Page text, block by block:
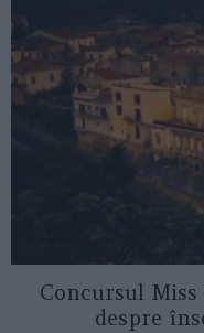
Concursul
despre